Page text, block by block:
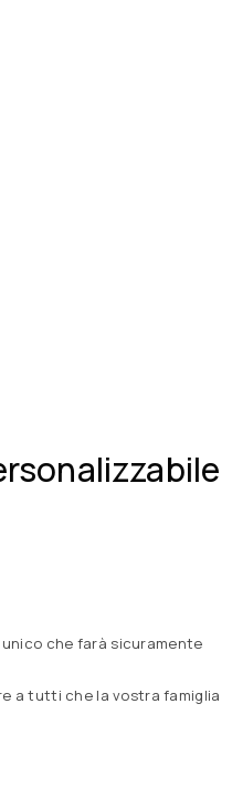
che farà sicuramente
a tutti che la vostra famiglia